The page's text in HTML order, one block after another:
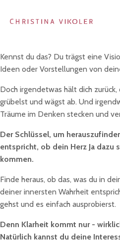
Kennst du das? Du trägst eine
Ideen oder Vorstellungen von
Doch irgendetwas hält dich
grübelst und wägst ab. Und
Träume im Denken stecken und
Der Schlüssel, um
entspricht, ob dein Herz Ja dazu
kommen.
Finde heraus, ob das, was du in
deiner innersten Wahrheit
gehst und es einfach ausprobierst.
Denn Klarheit kommt nur -
Natürlich kannst du deine